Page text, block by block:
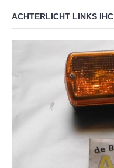
ACHTERLICHT LINKS IHC